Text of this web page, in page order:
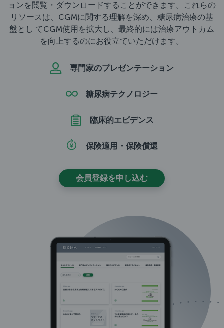
ョンを閲覧・ダウンロードすることができます。これらの
リソースは、CGMに関する理解を深め、糖尿病治療の基
盤とし てCGM使用を拡大し、最終的には治療アウトカム
を向上するのにお役立ていただけます。
専門家のプレゼンテーション
糖尿病テクノロジー
臨床的エビデンス
保険適用・保険償還
会員登録を申し込む